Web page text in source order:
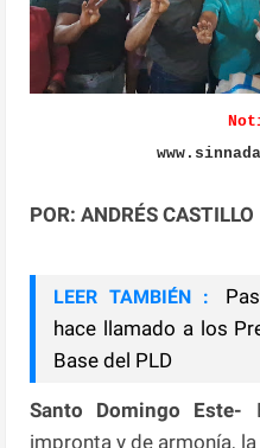
POR: ANDRÉS CASTILLO
LEER TAMBIÉN :
hace llamado a los
Base del PLD
Santo Domingo Este-
impronta y de armonía,